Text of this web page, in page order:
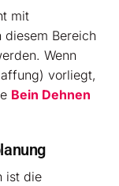
mit
Bereich
Wenn
vorliegt,
Bein Dehnen
ist die